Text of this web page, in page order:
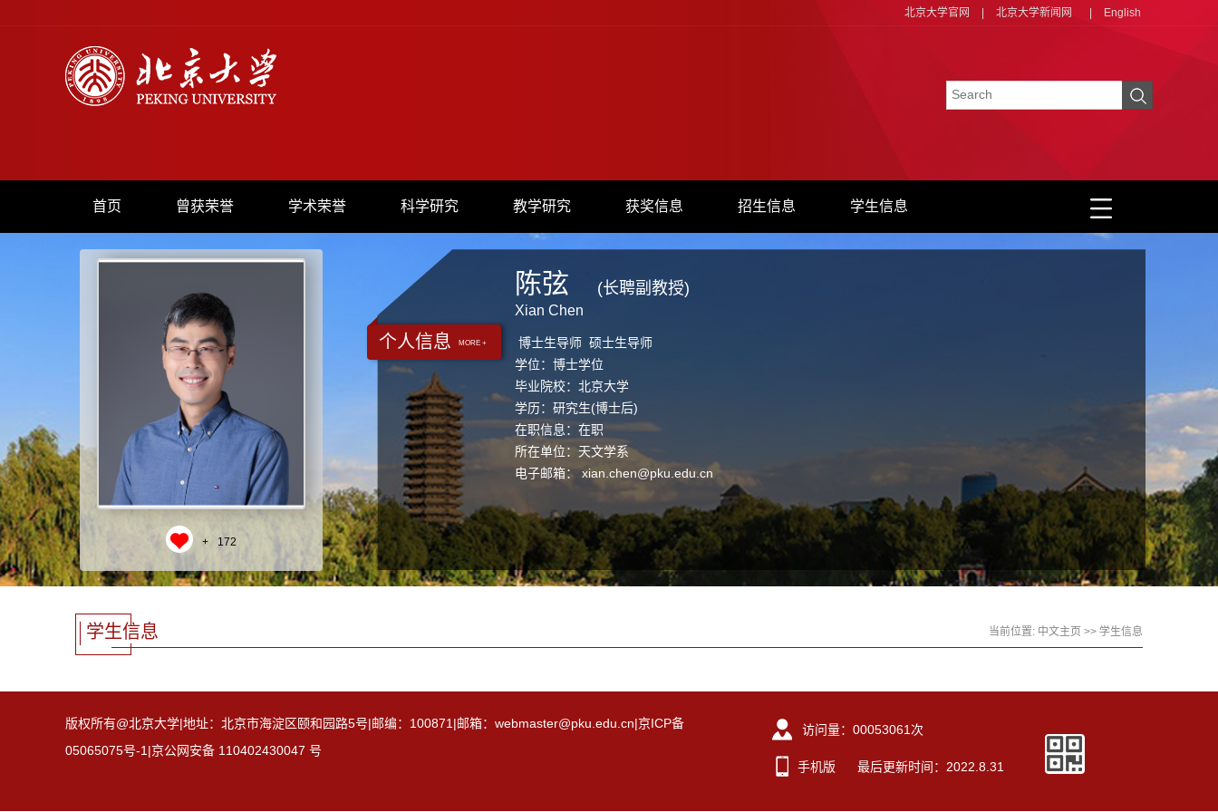
北京大学官网 北京大学新闻网 English
首页 曾获荣誉 学术荣誉 科学研究 教学研究 获奖信息 招生信息 学生信息
+ 172
个人信息 MORE +
陈弦
Xian Chen
(长聘副教授)
博士生导师 硕士生导师
学位：博士学位
毕业院校：北京大学
学历：研究生(博士后)
在职信息：在职
所在单位：天文学系
电子邮箱： xian.chen@pku.edu.cn
学生信息 当前位置: 中文主页 >> 学生信息
版权所有@北京大学|地址：北京市海淀区颐和园路5号|邮编：100871|邮箱：webmaster@pku.edu.cn|京ICP备
05065075号-1|京公网安备 110402430047 号
访问量： 00053061 次
手机版 最后更新时间： 2022 8 31